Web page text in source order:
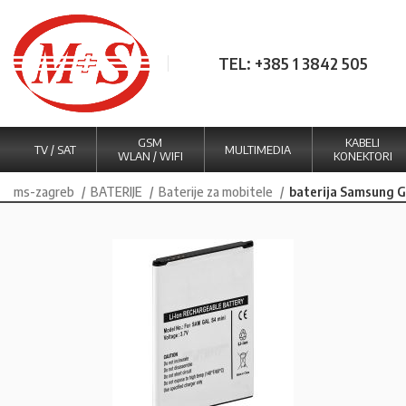
TEL: +385 1 3842 505
TV / SAT
GSM
WLAN / WIFI
MULTIMEDIA
KABELI
KONEKTORI
ms-zagreb BATERIJE Baterije za mobitele baterija Samsung